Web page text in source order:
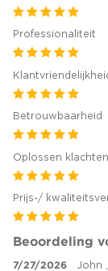
Professionaliteit
Betrouwbaarheid
Oplossen klachten
Prijs-/
Beoordeling
7/27/2026 John